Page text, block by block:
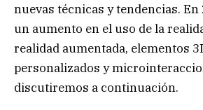
nuevas técnicas y tendencias. En
un aumento en el uso de la
realidad aumentada, elementos
personalizados y
discutiremos a continuación.